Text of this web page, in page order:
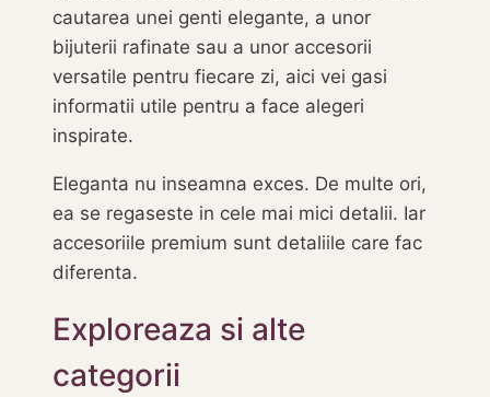
cautarea unei genti elegante, a unor
bijuterii rafinate sau a unor accesorii
versatile pentru fiecare zi, aici vei gasi
informatii utile pentru a face alegeri
inspirate.
Eleganta nu inseamna exces. De multe ori,
ea se regaseste in cele mai mici detalii. Iar
accesoriile premium sunt detaliile care fac
diferenta.
Exploreaza si alte
categorii